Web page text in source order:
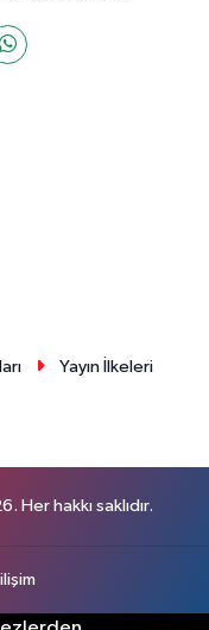
Yayın İlkeleri
hakkı saklıdır.